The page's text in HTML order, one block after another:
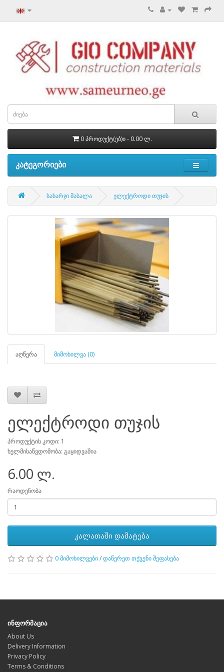
0 პროდუქტ(ებ)ი - 0.00 ლ.
კატეგორიები
სახარჯი მასალა ელექტროდი თუჯის
აღწერა მიმოხილვა (0)
ელექტროდი თუჯის
პროდუქტის კოდი: 1
ხელმისაწვდომობა: გაყიდვაშია
6.00 ლ.
რაოდენობა
კალათაში დამატება
0 მიმოხილვები/დაწერეთ თქვენი შეფასება
ინფორმაცია
About Us
Delivery Information
Privacy Policy
Terms & Conditions